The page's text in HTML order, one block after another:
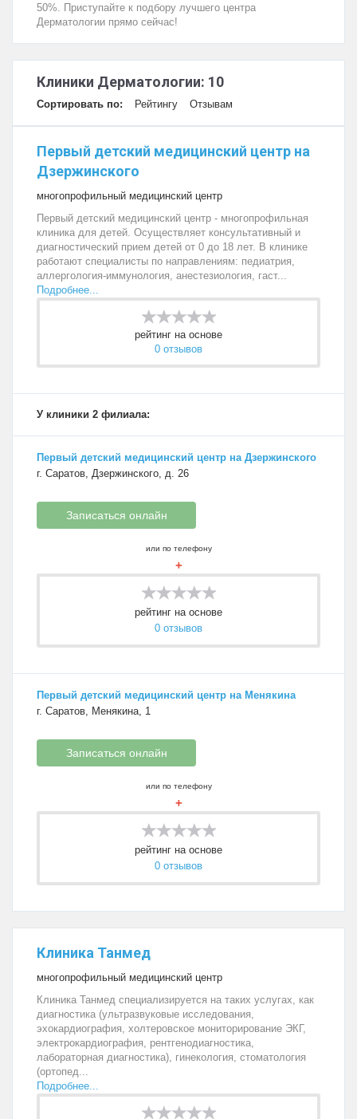
50%. Приступайте к подбору лучшего центра
Дерматологии прямо сейчас!
Клиники Дерматологии: 10
Сортировать по: Рейтингу Отзывам
Первый детский медицинский центр на
Дзержинского
многопрофильный медицинский центр
Первый детский медицинский центр - многопрофильная
клиника для детей. Осуществляет консультативный и
диагностический прием детей от 0 до 18 лет. В клинике
работают специалисты по направлениям: педиатрия,
аллергология-иммунология, анестезиология, гаст...
Подробнее...
рейтинг на основе
0 отзывов
У клиники 2 филиала:
Первый детский медицинский центр на Дзержинского
г. Саратов, Дзержинского, д. 26
Записаться онлайн
или по телефону
+
рейтинг на основе
0 отзывов
Первый детский медицинский центр на Менякина
г. Саратов, Менякина, 1
Записаться онлайн
или по телефону
+
рейтинг на основе
0 отзывов
Клиника Танмед
многопрофильный медицинский центр
Клиника Танмед специализируется на таких услугах, как
диагностика (ультразвуковые исследования,
эхокардиография, холтеровское мониторирование ЭКГ,
электрокардиография, рентгенодиагностика,
лабораторная диагностика), гинекология, стоматология
(ортопед...
Подробнее...